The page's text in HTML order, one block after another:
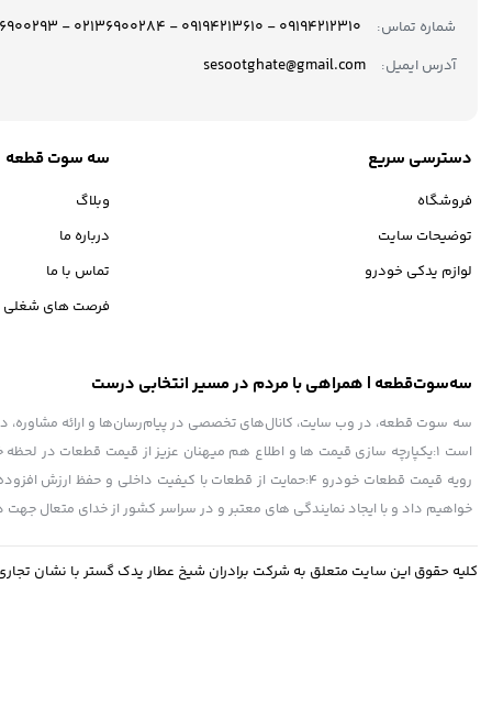
شماره تماس:
09194212310 - 09194213610 - 02136900284 - 02136900293
آدرس ایمیل: sesootghate@gmail.com
دسترسی سریع
فروشگاه
توضیحات سایت
لوازم یدکی خودرو
سه سوت قطعه
وبلاگ
درباره ما
تماس با ما
فرصت های شغلی
سه‌سوت‌قطعه | همراهی با مردم در مسیر انتخابی درست
سه سوت قطعه، در وب سایت، کانال‌های تخصصی در پیام‌رسان‌ها و ارائه مشاوره، در
رویه قیمت قطعات خودرو 4:حمایت از قطعات با کیفیت
خواهیم داد و با ایجاد نمایندگی های معتبر و در سراسر کشور از خدای متعال
کلیه حقوق این سایت متعلق به شرکت برادران شیخ عطار یدک گستر با نشان